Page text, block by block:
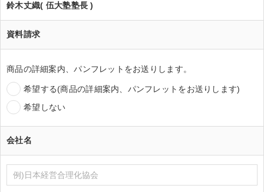
鈴木丈織( 伍大塾塾長 )
資料請求
商品の詳細案内、パンフレットをお送りします。
希望する(商品の詳細案内、パンフレットをお送りします)
希望しない
会社名